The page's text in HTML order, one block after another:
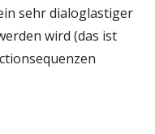
sehr dialoglastiger
wird (das ist